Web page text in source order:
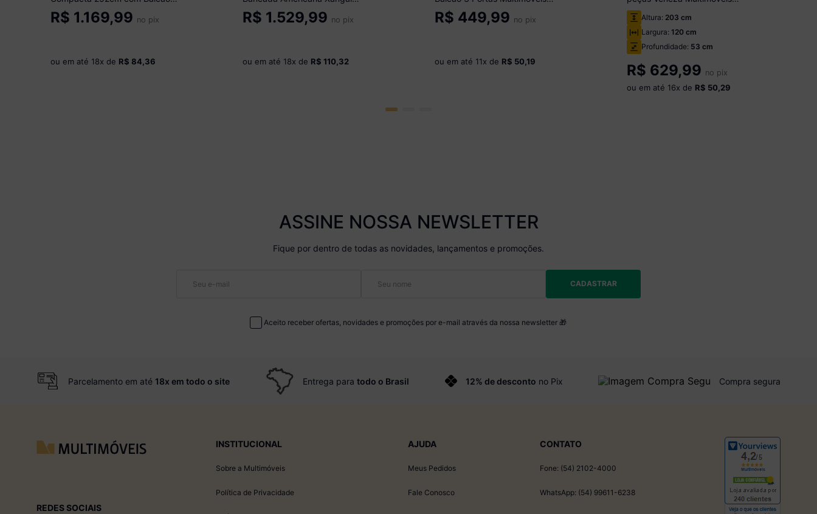
Veneza Multimóveis MP3760
Branco/Dourado
R$ 1.169,99 no pix
ou em até 18x de R$ 84,36
Multimóveis MP2206 Branco
R$ 1.529,99 no pix
ou em até 18x de R$ 110,32
MP2169 Branco/Natural
R$ 449,99 no pix
ou em até 11x de R$ 50,19
MP2140.130 Preto
Altura: 203 cm
Largura:120 cm
Profundidade: 53 cm
R$ 629,99 no pix
ou em até 16x de R$ 50,29
ASSINE NOSSA NEWSLETTER
Fique por dentro de todas as novidades, lançamentos e promoções.
CADASTRAR
Aceito receber ofertas, novidades e promoções por e-mail através da nossa newsletter 🎁
Parcelamento em até 18x em todo o site Entrega paratodo o Brasil 12% de desconto no Pix Compra segura
REDES SOCIAIS
INSTITUCIONAL
Sobre a Multimóveis
Política de Privacidade
AJUDA
Meus Pedidos
Fale Conosco
CONTATO
Fone: (54) 2102-4000
WhatsApp: (54) 99611-6238